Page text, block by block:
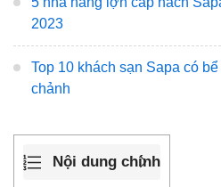
2023
Top 10 khách sạn Sapa có
chảnh
Nội dung chính